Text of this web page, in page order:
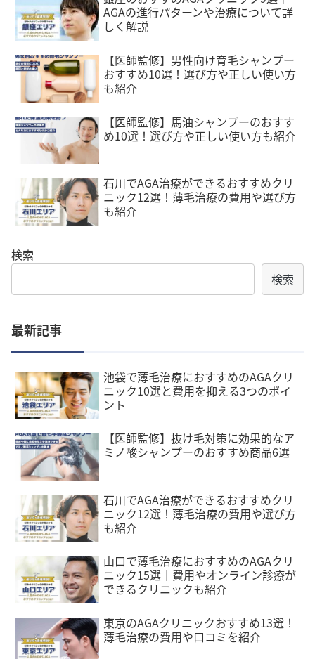
AGAの進行パターンや治療について詳
しく解説
【医師監修】男性向け育毛シャンプー
おすすめ10選！選び方や正しい使い方
も紹介
【医師監修】馬油シャンプーのおすす
め10選！選び方や正しい使い方も紹介
石川でAGA治療ができるおすすめクリ
ニック12選！薄毛治療の費用や選び方
も紹介
検索
検索
最新記事
池袋で薄毛治療におすすめのAGAクリ
ニック10選と費用を抑える3つのポイ
ント
【医師監修】抜け毛対策に効果的なア
ミノ酸シャンプーのおすすめ商品6選
石川でAGA治療ができるおすすめクリ
ニック12選！薄毛治療の費用や選び方
も紹介
山口で薄毛治療におすすめのAGAクリ
ニック15選｜費用やオンライン診療が
できるクリニックも紹介
東京のAGAクリニックおすすめ13選！
薄毛治療の費用や口コミを紹介